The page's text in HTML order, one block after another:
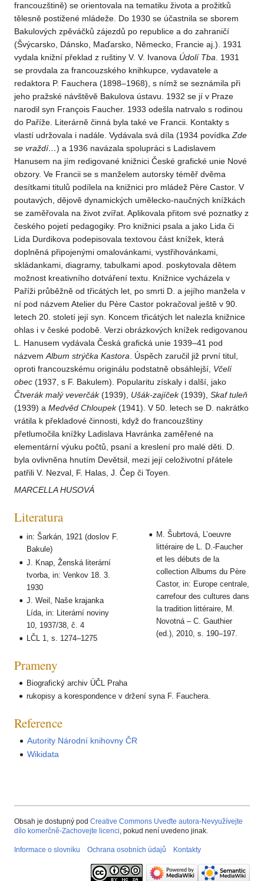
francouzštině) se orientovala na tematiku života a prožitků
tělesně postižené mládeže. Do 1930 se účastnila se sborem
Bakulových zpěváčků zájezdů po republice a do zahraničí
(Švýcarsko, Dánsko, Maďarsko, Německo, Francie aj.). 1931
vydala knižní překlad z ruštiny V. V. Ivanova Údolí Tba . 1931
se provdala za francouzského knihkupce, vydavatele a
redaktora P. Fauchera (1898–1968), s nímž se seznámila při
jeho pražské návštěvě Bakulova ústavu. 1932 se jí v Praze
narodil syn François Faucher. 1933 odešla natrvalo s rodinou
do Paříže. Literárně činná byla také ve Francii. Kontakty s
vlastí udržovala i nadále. Vydávala svá díla (1934 povídka Zde
se vraždí…) a 1936 navázala spolupráci s Ladislavem
Hanusem na jím redigované knižnici České grafické unie Nové
obzory. Ve Francii se s manželem autorsky téměř dvěma
desítkami titulů podílela na knižnici pro mládež Père Castor. V
poutavých, dějově dynamických umělecko-naučných knížkách
se zaměřovala na život zvířat. Aplikovala přitom své poznatky z
českého pojetí pedagogiky. Pro knižnici psala a jako Lida či
Lida Durdikova podepisovala textovou část knížek, která
doplněná připojenými omalovánkami, vystřihovánkami,
skládankami, diagramy, tabulkami apod. poskytovala dětem
možnost kreativního dotváření textu. Knižnice vycházela v
Paříži průběžně od třicátých let, po smrti D. a jejího manžela v
ní pod názvem Atelier du Père Castor pokračoval ještě v 90.
letech 20. století její syn. Koncem třicátých let nalezla knižnice
ohlas i v české podobě. Verzi obrázkových knížek redigovanou
L. Hanusem vydávala Česká grafická unie 1939–41 pod
názvem Album strýčka Kastora . Úspěch zaručil již první titul,
oproti francouzskému originálu podstatně obsáhlejší, Včelí
obec (1937, s F. Bakulem). Popularitu získaly i další, jako
Čtverák malý veverčák(1939), Ušák-zajíček(1939), Skaf tuleň
(1939) a Medvěd Chloupek(1941). V 50. letech se D. nakrátko
vrátila k překladové činnosti, když do francouzštiny
přetlumočila knížky Ladislava Havránka zaměřené na
elementární výuku počtů, psaní a kreslení pro malé děti. D.
byla ovlivněna hnutím Devětsil, mezi její celoživotní přátele
patřili V. Nezval, F. Halas, J. Čep či Toyen.
MARCELLA HUSOVÁ
Literatura
in: Šarkán, 1921 (doslov F.
Bakule)
J. Knap, Ženská literární
tvorba, in: Venkov 18. 3.
1930
J. Weil, Naše krajanka
Lída, in: Literární noviny
10, 1937/38, č. 4
LČL 1, s. 1274–1275
M. Šubrtová, L’oeuvre
littéraire de L. D.-Faucher
et les débuts de la
collection Albums du Père
Castor, in: Europe centrale,
carrefour des cultures dans
la tradition littéraire, M.
Novotná – C. Gauthier
(ed.), 2010, s. 190–197.
Prameny
Biografický archiv ÚČL Praha
rukopisy a korespondence v držení syna F. Fauchera.
Reference
Autority Národní knihovny ČR
Wikidata
Obsah je dostupný pod Creative Commons Uveďte autora-Nevyužívejte
dílo komerčně-Zachovejte licenci, pokud není uvedeno jinak.
Informace o slovníku Ochrana osobních údajů Kontakty